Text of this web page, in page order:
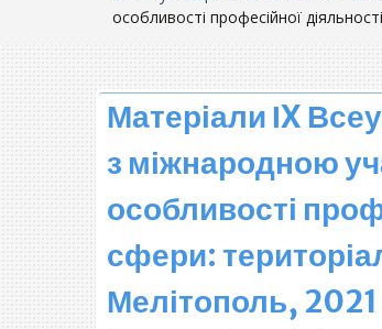
особливості професійної
Матеріали ІX
з міжнародною
особливості
сфери:
Мелітополь, 2021